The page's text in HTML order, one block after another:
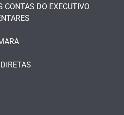
CONTAS DO EXECUTIVO